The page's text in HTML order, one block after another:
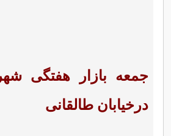
جمعه بازار هفتگی
درخیابان طالقانی